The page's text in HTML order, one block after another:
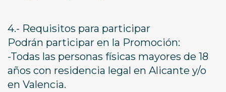
4.- Requisitos para participar
Podrán participar en la Promoción:
-Todas las personas físicas mayores de 18
años con residencia legal en Alicante y/o
en Valencia.